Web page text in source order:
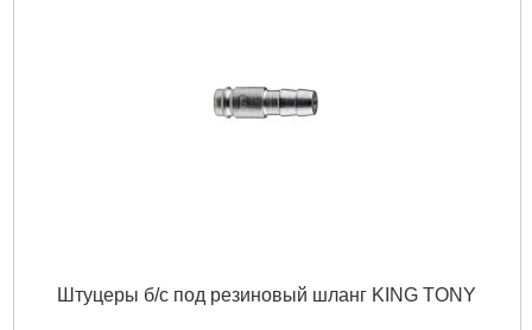
Штуцеры б/с под резиновый шланг KING TONY